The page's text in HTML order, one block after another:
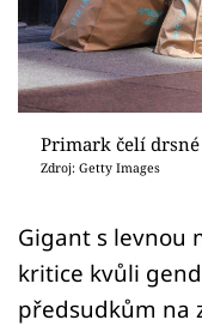
Sledujte
Přihlášení
Primark čelí
Zdroj: Getty Images
Gigant s levnou
kritice kvůli
předsudkům na